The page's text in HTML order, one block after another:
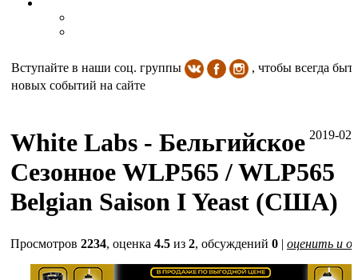
Вступайте в наши соц. группы
, чтобы всегда
новых событий на сайте
2019-02-
White Labs - Бельгийское
Сезонное WLP565 / WLP565
Belgian Saison I Yeast (США)
Просмотров 2234, оценка 4.5 из 2, обсуждений 0 | оценить и